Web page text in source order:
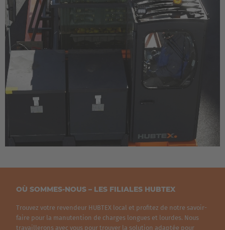
France
Français
Great Britain
English
Italia
Italiano
Luxembourg
Nederlands
Österreich
OÙ SOMMES-NOUS – LES FILIALES HUBTEX
Trouvez votre revendeur HUBTEX local et profitez de notre savoir-
faire pour la manutention de charges longues et lourdes. Nous
travaillerons avec vous pour trouver la solution adaptée pour